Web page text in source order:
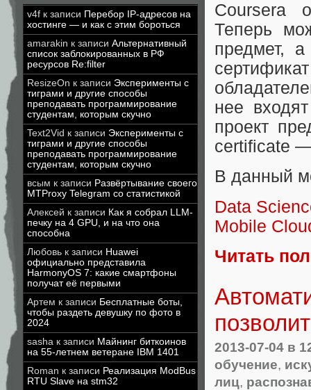
v4f к записи Перебор IP-адресов на
хостинге — и как с этим бороться
amarakin к записи Альтернативный
список заблокированных в РФ
ресурсов Re:filter
ResizeOn к записи Эксперименты с
тиграми и другие способы
преподавать программирование
студентам, которым скучно
Text2Vid к записи Эксперименты с
тиграми и другие способы
преподавать программирование
студентам, которым скучно
всым к записи Развёртывание своего
MTProxy Telegram со статистикой
Алексей к записи Как я собрал LLM-
печку на 4 GPU, и на что она
способна
Любовь к записи Huawei
официально представила
HarmonyOS 7: какие смартфоны
получат её первыми
Артем к записи Бесплатные боты,
чтобы раздеть девушку по фото в
2024
sasha к записи Майнинг биткоинов
на 55-летнем ветеране IBM 1401
Roman к записи Реализация ModBus
RTU Slave на stm32
Coursera
Теперь
предмет,
нее
проект
certificate
В данный
Data
Mobile
Читать
2013-07-04 в
обучение,
лиц,